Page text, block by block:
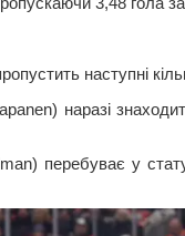
наступні
наразі
перебуває у